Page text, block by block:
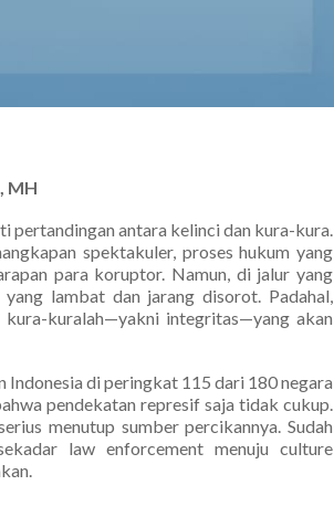
MH
pertandingan antara kelinci dan kura-kura.
spektakuler, proses hukum yang
para koruptor. Namun, di jalur yang
lambat dan jarang disorot. Padahal,
kuralah—yakni integritas—yang akan
di peringkat 115 dari 180 negara
pendekatan represif saja tidak cukup.
menutup sumber percikannya. Sudah
law enforcement menuju culture